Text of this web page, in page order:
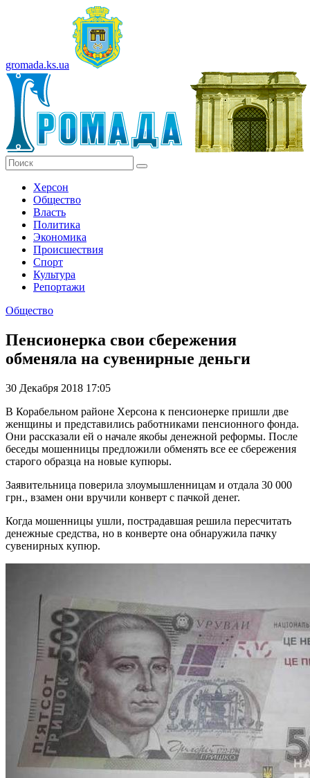
gromada.ks.ua
Херсон
Общество
Власть
Политика
Экономика
Происшествия
Спорт
Культура
Репортажи
Общество
Пенсионерка свои сбережения
обменяла на сувенирные деньги
30 Декабря 2018 17:05
В Корабельном районе Херсона к пенсионерке пришли две
женщины и представились работниками пенсионного фонда.
Они рассказали ей о начале якобы денежной реформы. После
беседы мошенницы предложили обменять все ее сбережения
старого образца на новые купюры.
Заявительница поверила злоумышленницам и отдала 30 000
грн., взамен они вручили конверт с пачкой денег.
Когда мошенницы ушли, пострадавшая решила пересчитать
денежные средства, но в конверте она обнаружила пачку
сувенирных купюр.